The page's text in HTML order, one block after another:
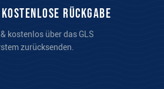
kostenlose Rückgabe
kostenlos über das GLS
zurücksenden.